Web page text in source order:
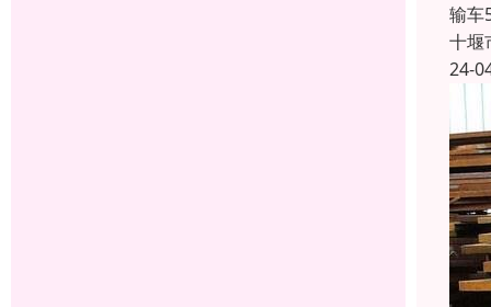
输车
十堰
24-